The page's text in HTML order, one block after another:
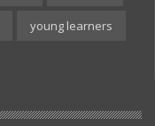
young learners